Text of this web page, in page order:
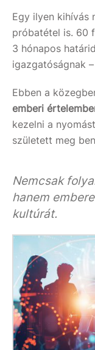
Egy ilyen kihívás
próbatétel is. 60
3 hónapos
igazgatóságnak
Ebben a
emberi
kezelni a
született meg
Nemcsak
hanem
kultúrát.